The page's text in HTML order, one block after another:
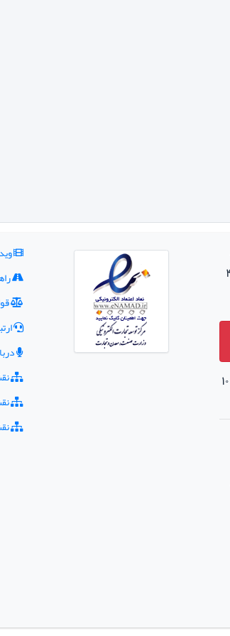
پاسخگویی تلفنی همه روزه از ساعت ۱۰